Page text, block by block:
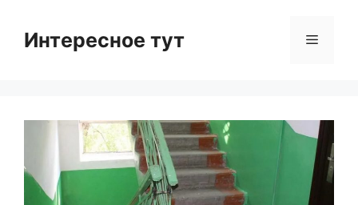
contentИнтересное тут Menu